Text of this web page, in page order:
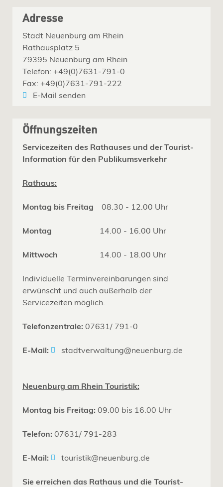
Adresse
Stadt Neuenburg am Rhein
Rathausplatz 5
79395 Neuenburg am Rhein
Telefon: +49(0)7631-791-0
Fax: +49(0)7631-791-222
E-Mail senden
Öffnungszeiten
Servicezeiten des Rathauses und der Tourist-
Information für den Publikumsverkehr
Rathaus:
Montag bis Freitag 08.30 - 12.00 Uhr
Montag 14.00 - 16.00 Uhr
Mittwoch 14.00 - 18.00 Uhr
Individuelle Terminvereinbarungen sind
erwünscht und auch außerhalb der
Servicezeiten möglich.
Telefonzentrale: 07631/ 791-0
E-Mail: stadtverwaltung@neuenburg.de
Neuenburg am Rhein Touristik:
Montag bis Freitag: 09.00 bis 16.00 Uhr
Telefon: 07631/ 791-283
E-Mail: touristik@neuenburg.de
Sie erreichen das Rathaus und die Tourist-